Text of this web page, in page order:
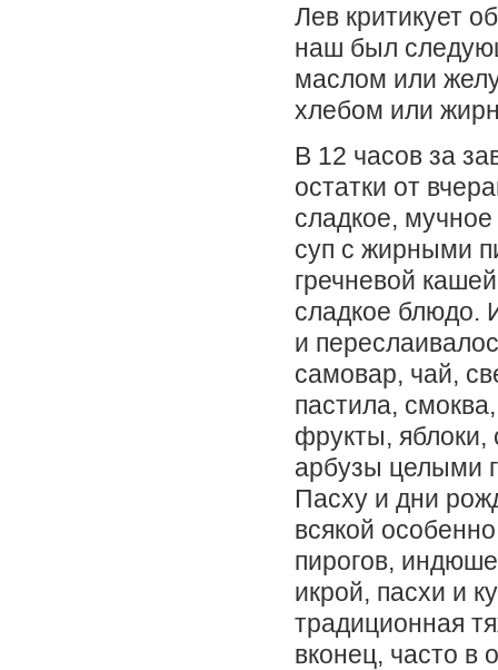
Лев критикует
наш был
маслом или
хлебом или
В 12 часов за
остатки от
сладкое,
суп с жирными
гречневой
сладкое блюдо.
и
самовар, чай,
пастила,
фрукты, яблоки,
арбузы целыми
Пасху и дни
всякой
пирогов,
икрой, пасхи и
традиционная
вконец, часто в